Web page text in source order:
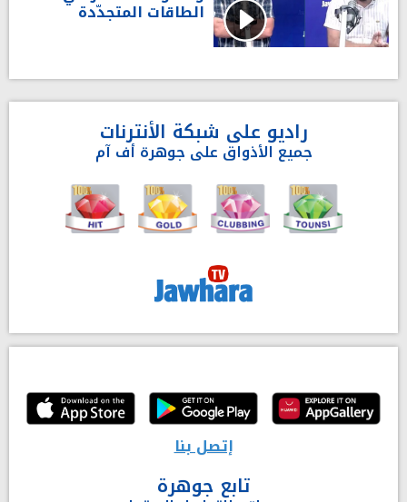
الطاقات المتجدّدة
راديو على شبكة الأنترنات
جميع الأذواق على جوهرة أف آم
إتصل بنا
تابع جوهرة